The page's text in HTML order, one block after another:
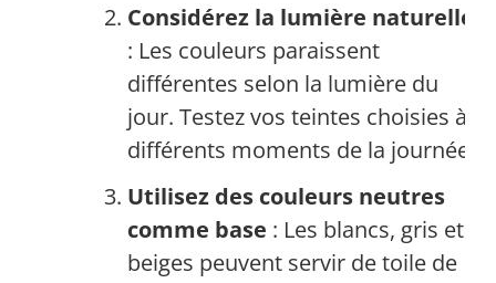
Considérez la lumière naturelle
: Les couleurs paraissent
différentes selon la lumière du
jour. Testez vos teintes choisies à
différents moments de la journée.
Utilisez des couleurs neutres
comme base : Les blancs, gris et
beiges peuvent servir de toile de